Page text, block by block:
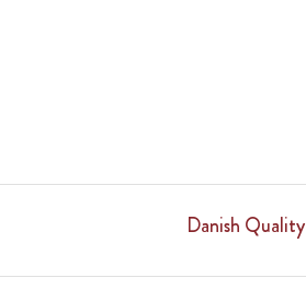
Danish Quality